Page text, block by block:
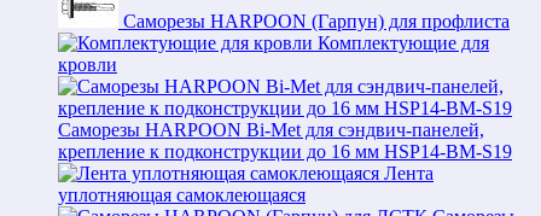
Саморезы HARPOON (Гарпун) для профлиста
Комплектующие для
кровли
Саморезы HARPOON Bi-Met для сэндвич-панелей,
крепление к подконструкции до 16 мм HSP14-BM-S19
Лента
уплотняющая самоклеющаяся